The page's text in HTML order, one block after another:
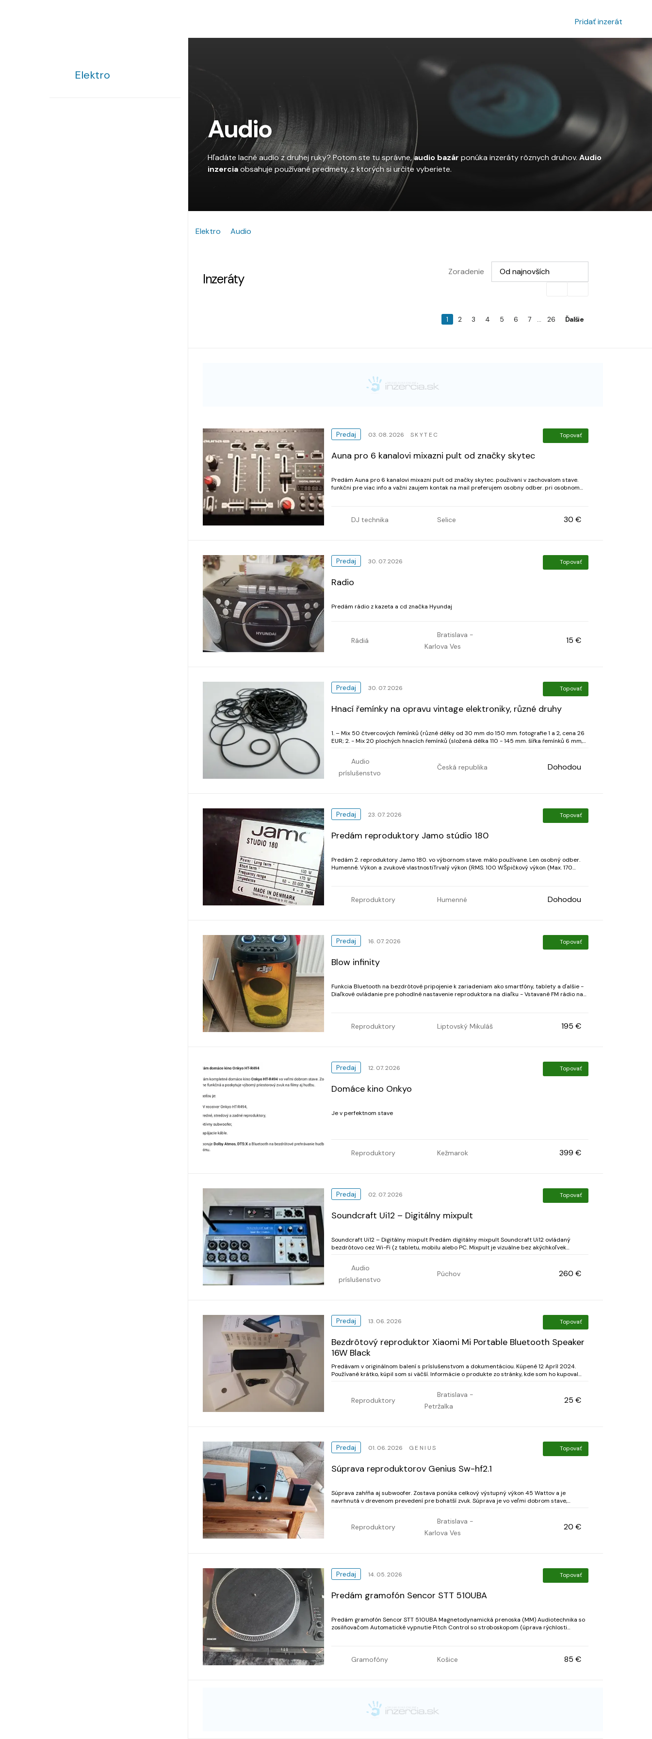
Pridať inzerát
Elektro
Audio
Hľadáte lacné audio z druhej ruky? Potom ste tu správne,audio bazár ponúka inzeráty rôznych druhov. Audio
inzerciaobsahuje používané predmety, z ktorých si určite vyberiete.
Elektro Audio
Inzeráty Zoradenie Vyberte možnosť
Od najnovších
1 2 3 4 5 6 7 26 Ďalšie
Predaj 03. 08. 2026 SKYTEC Topovať
Auna pro 6 kanalovi mixazni pult od značky skytec
Predám Auna pro 6 kanalovi mixazni pult od značky skytec. použivani v zachovalom stave.
funkčni pre viac info a važni zaujem kontak na mail preferujem osobny odber. pri osobnom
DJ technika Selice 30 €
Predaj 30. 07. 2026 Topovať
Radio
Predám rádio z kazeta a cd značka Hyundaj
Rádiá
Bratislava -
Karlova Ves
15 €
Predaj 30. 07. 2026 Topovať
Hnací řemínky na opravu vintage elektroniky, různé druhy
1. – Mix 50 čtvercových řemínků (různé délky od 30 mm do 150 mm. fotografie 1 a 2, cena 26
EUR; 2. - Mix 20 plochých hnacích řemínků (složená délka 110 - 145 mm. šířka řemínků 6 mm,
Audio
príslušenstvo
Česká republika Dohodou
Predaj 23. 07. 2026 Topovať
Predám reproduktory Jamo stúdio 180
Predám 2. reproduktory Jamo 180. vo výbornom stave. málo používane. Len osobný odber.
Humenné. Výkon a zvukové vlastnostiTrvalý výkon (RMS. 100 WŠpičkový výkon (Max. 170
Reproduktory Humenné Dohodou
Predaj 16. 07. 2026 Topovať
Blow infinity
Funkcia Bluetooth na bezdrôtové pripojenie k zariadeniam ako smartfóny, tablety a ďalšie -
Diaľkové ovládanie pre pohodlné nastavenie reproduktora na diaľku - Vstavané FM rádio na
Reproduktory Liptovský Mikuláš 195 €
Predaj 12. 07. 2026 Topovať
Domáce kino Onkyo
Je v perfektnom stave
Reproduktory Kežmarok 399 €
Predaj 02. 07. 2026 Topovať
Soundcraft Ui12 – Digitálny mixpult
Soundcraft Ui12 – Digitálny mixpult ​Predám digitálny mixpult Soundcraft Ui12 ovládaný
bezdrôtovo cez Wi-Fi (z tabletu, mobilu alebo PC. Mixpult je vizuálne bez akýchkoľvek
Audio
príslušenstvo
Púchov 260 €
Predaj 13. 06. 2026 Topovať
Bezdrôtový reproduktor Xiaomi Mi Portable Bluetooth Speaker
16W Black
Predávam v originálnom balení s príslušenstvom a dokumentáciou. Kúpené 12 Apríl 2024.
Používané krátko, kúpil som si väčší. Informácie o produkte zo stránky, kde som ho kupoval
Reproduktory
Bratislava -
Petržalka
25 €
Predaj 01. 06. 2026 GENIUS Topovať
Súprava reproduktorov Genius Sw-hf2.1
Súprava zahŕňa aj subwoofer. Zostava ponúka celkový výstupný výkon 45 Wattov a je
navrhnutá v drevenom prevedení pre bohatší zvuk. Súprava je vo veľmi dobrom stave,
Reproduktory
Bratislava -
Karlova Ves
20 €
Predaj 14. 05. 2026 Topovať
Predám gramofón Sencor STT 510UBA
Predám gramofón Sencor STT 510UBA Magnetodynamická prenoska (MM) Audiotechnika so
zosilňovačom Automatické vypnutie Pitch Control so stroboskopom (úprava rýchlosti
Gramofóny Košice 85 €